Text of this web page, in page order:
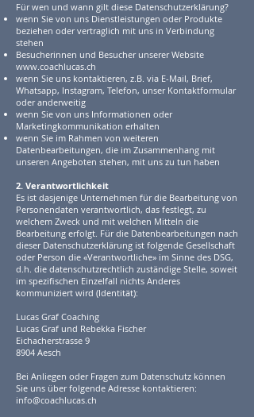
Für wen und wann gilt diese Datenschutzerklärung?
wenn Sie von uns Dienstleistungen oder Produkte
beziehen oder vertraglich mit uns in Verbindung
stehen
Besucherinnen und Besucher unserer Website
www.coachlucas.ch
wenn Sie uns kontaktieren, z.B. via E-Mail, Brief,
Whatsapp, Instagram, Telefon, unser Kontaktformular
oder anderweitig
wenn Sie von uns Informationen oder
Marketingkommunikation erhalten
wenn Sie im Rahmen von weiteren
Datenbearbeitungen, die im Zusammenhang mit
unseren Angeboten stehen, mit uns zu tun haben
2. Verantwortlichkeit
Es ist dasjenige Unternehmen für die Bearbeitung von
Personendaten verantwortlich, das festlegt, zu
welchem Zweck und mit welchen Mitteln die
Bearbeitung erfolgt. Für die Datenbearbeitungen nach
dieser Datenschutzerklärung ist folgende Gesellschaft
oder Person die «Verantwortliche» im Sinne des DSG,
d.h. die datenschutzrechtlich zuständige Stelle, soweit
im spezifischen Einzelfall nichts Anderes
kommuniziert wird (Identität):
Lucas Graf Coaching
Lucas Graf und Rebekka Fischer
Eichacherstrasse 9
8904 Aesch
Bei Anliegen oder Fragen zum Datenschutz können
Sie uns über folgende Adresse kontaktieren:
info@coachlucas.ch